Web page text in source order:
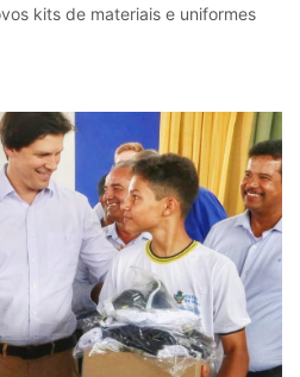
kits de materiais e uniformes